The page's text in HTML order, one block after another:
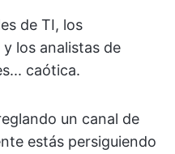
de TI, los
los analistas de
caótica.
un canal de
estás persiguiendo